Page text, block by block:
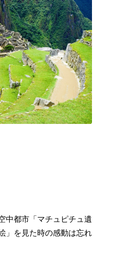
中都市「マチュピチュ遺
」を見た時の感動は忘れ